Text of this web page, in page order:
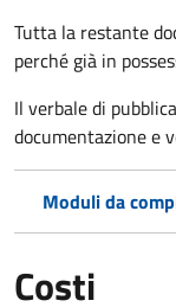
Tutta la restante
perché già in
Il verbale di
documentazione e
Moduli da
Costi